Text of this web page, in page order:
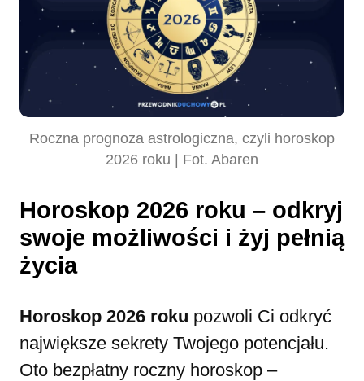
Roczna prognoza astrologiczna, czyli horoskop
2026 roku | Fot. Abaren
Horoskop 2026 roku – odkryj
swoje możliwości i żyj pełnią
życia
Horoskop 2026 roku pozwoli Ci odkryć
największe sekrety Twojego potencjału.
Oto bezpłatny roczny horoskop –